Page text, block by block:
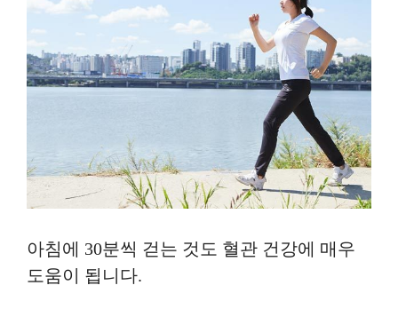
아침에 30분씩 걷는 것도 혈관 건강에 매우
도움이 됩니다.